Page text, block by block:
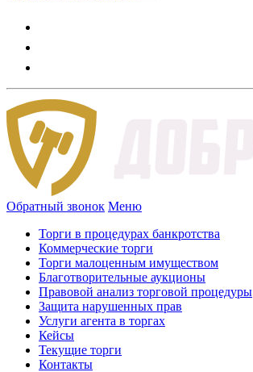
Обратный звонок Меню
Торги в процедурах банкротства
Коммерческие торги
Торги малоценным имуществом
Благотворительные аукционы
Правовой анализ торговой процедуры
Защита нарушенных прав
Услуги агента в торгах
Кейсы
Текущие торги
Контакты